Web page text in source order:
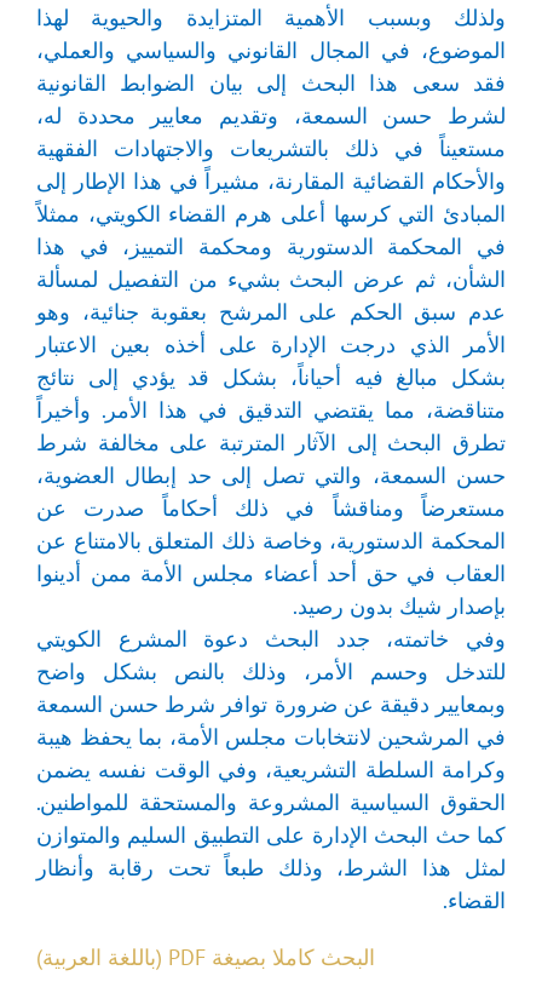
ولذلك وبسبب الأهمية المتزايدة والحيوية لهذا
الموضوع، في المجال القانوني والسياسي والعملي،
فقد سعى هذا البحث إلى بيان الضوابط القانونية
لشرط حسن السمعة، وتقديم معايير محددة له،
مستعيناً في ذلك بالتشريعات والاجتهادات الفقهية
والأحكام القضائية المقارنة، مشيراً في هذا الإطار إلى
المبادئ التي كرسها أعلى هرم القضاء الكويتي، ممثلاً
في المحكمة الدستورية ومحكمة التمييز، في هذا
الشأن، ثم عرض البحث بشيء من التفصيل لمسألة
عدم سبق الحكم على المرشح بعقوبة جنائية، وهو
الأمر الذي درجت الإدارة على أخذه بعين الاعتبار
بشكل مبالغ فيه أحياناً، بشكل قد يؤدي إلى نتائج
متناقضة، مما يقتضي التدقيق في هذا الأمر. وأخيراً
تطرق البحث إلى الآثار المترتبة على مخالفة شرط
حسن السمعة، والتي تصل إلى حد إبطال العضوية،
مستعرضاً ومناقشاً في ذلك أحكاماً صدرت عن
المحكمة الدستورية، وخاصة ذلك المتعلق بالامتناع عن
العقاب في حق أحد أعضاء مجلس الأمة ممن أدينوا
بإصدار شيك بدون رصيد.
وفي خاتمته، جدد البحث دعوة المشرع الكويتي
للتدخل وحسم الأمر، وذلك بالنص بشكل واضح
وبمعايير دقيقة عن ضرورة توافر شرط حسن السمعة
في المرشحين لانتخابات مجلس الأمة، بما يحفظ هيبة
وكرامة السلطة التشريعية، وفي الوقت نفسه يضمن
الحقوق السياسية المشروعة والمستحقة للمواطنين.
كما حث البحث الإدارة على التطبيق السليم والمتوازن
لمثل هذا الشرط، وذلك طبعاً تحت رقابة وأنظار
القضاء.
البحث كاملا بصيغة PDF (باللغة العربية)